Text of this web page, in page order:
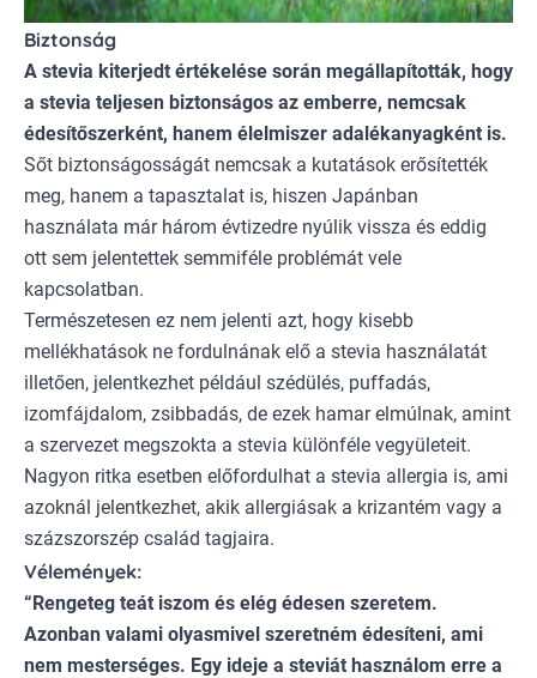
Biztonság
A stevia kiterjedt értékelése során megállapították, hogy
a stevia teljesen biztonságos az emberre, nemcsak
édesítőszerként, hanem élelmiszer adalékanyagként is.
Sőt biztonságosságát nemcsak a kutatások erősítették
meg, hanem a tapasztalat is, hiszen Japánban
használata már három évtizedre nyúlik vissza és eddig
ott sem jelentettek semmiféle problémát vele
kapcsolatban.
Természetesen ez nem jelenti azt, hogy kisebb
mellékhatások ne fordulnának elő a stevia használatát
illetően, jelentkezhet például szédülés, puffadás,
izomfájdalom, zsibbadás, de ezek hamar elmúlnak, amint
a szervezet megszokta a stevia különféle vegyületeit.
Nagyon ritka esetben előfordulhat a stevia allergia is, ami
azoknál jelentkezhet, akik allergiásak a krizantém vagy a
százszorszép család tagjaira.
Vélemények:
“Rengeteg teát iszom és elég édesen szeretem.
Azonban valami olyasmivel szeretném édesíteni, ami
nem mesterséges. Egy ideje a steviát használom erre a